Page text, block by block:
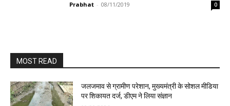
Prabhat - 08/11/2019 0
MOST READ
जलजमाव से ग्रामीण परेशान, मुख्यमंत्री के सोशल मीडिया
पर शिकायत दर्ज, डीएम ने लिया संज्ञान